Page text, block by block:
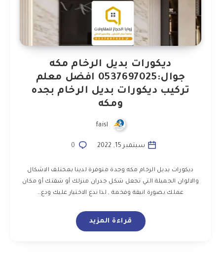
ديكورات بديل الرخام مكه
جوال:0537697025 افضل معلم
تركيب ديكورات بديل الرخام بجده
ومكه
faisl
سبتمبر 15, 2022 0
ديكورات بديل الرخام مكه وجدة متوفرة لدينا بمختلف الاشكال
والالوان الجميلة التي تجعل شكل جدران منزلك أو شقتك أو مكان
عملك بصورة انيقة وفخمة , لذا ندع الاختيار عليك ودع…
قراءة المزيد